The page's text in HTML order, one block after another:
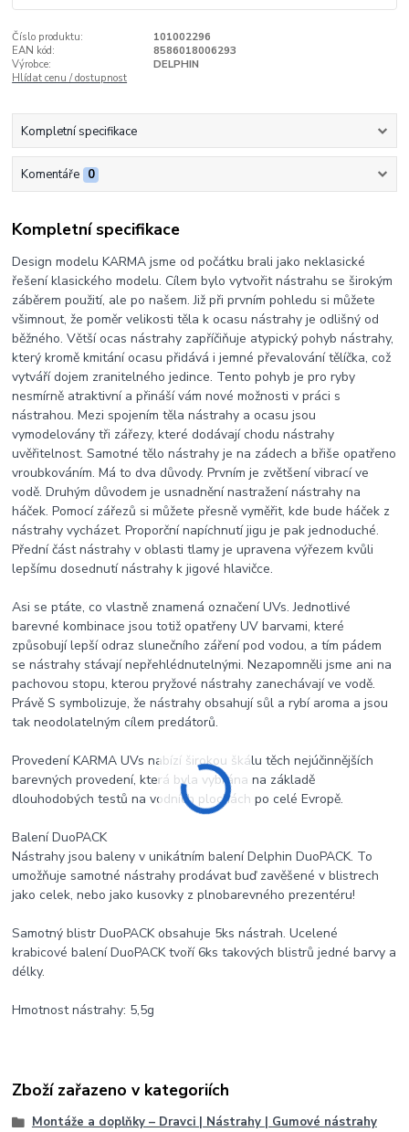
Číslo produktu:
101002296
EAN kód:
8586018006293
Výrobce:
DELPHIN
Hlídat cenu / dostupnost
Kompletní specifikace
Komentáře 0
Kompletní specifikace
Design modelu KARMA jsme od počátku brali jako neklasické
řešení klasického modelu. Cílem bylo vytvořit nástrahu se širokým
záběrem použití, ale po našem. Již při prvním pohledu si můžete
všimnout, že poměr velikosti těla k ocasu nástrahy je odlišný od
běžného. Větší ocas nástrahy zapříčiňuje atypický pohyb nástrahy,
který kromě kmitání ocasu přidává i jemné převalování tělíčka, což
vytváří dojem zranitelného jedince. Tento pohyb je pro ryby
nesmírně atraktivní a přináší vám nové možnosti v práci s
nástrahou. Mezi spojením těla nástrahy a ocasu jsou
vymodelovány tři zářezy, které dodávají chodu nástrahy
uvěřitelnost. Samotné tělo nástrahy je na zádech a břiše opatřeno
vroubkováním. Má to dva důvody. Prvním je zvětšení vibrací ve
vodě. Druhým důvodem je usnadnění nastražení nástrahy na
háček. Pomocí zářezů si můžete přesně vyměřit, kde bude háček z
nástrahy vycházet. Proporční napíchnutí jigu je pak jednoduché.
Přední část nástrahy v oblasti tlamy je upravena výřezem kvůli
lepšímu dosednutí nástrahy k jigové hlavičce.
Asi se ptáte, co vlastně znamená označení UVs. Jednotlivé
barevné kombinace jsou totiž opatřeny UV barvami, které
způsobují lepší odraz slunečního záření pod vodou, a tím pádem
se nástrahy stávají nepřehlédnutelnými. Nezapomněli jsme ani na
pachovou stopu, kterou pryžové nástrahy zanechávají ve vodě.
Právě S symbolizuje, že nástrahy obsahují sůl a rybí aroma a jsou
tak neodolatelným cílem predátorů.
Provedení KARMA UVs nabízí širokou škálu těch nejúčinnějších
barevných provedení, která byla vybrána na základě
dlouhodobých testů na vodních plochách po celé Evropě.
Balení DuoPACK
Nástrahy jsou baleny v unikátním balení Delphin DuoPACK. To
umožňuje samotné nástrahy prodávat buď zavěšené v blistrech
jako celek, nebo jako kusovky z plnobarevného prezentéru!
Samotný blistr DuoPACK obsahuje 5ks nástrah. Ucelené
krabicové balení DuoPACK tvoří 6ks takových blistrů jedné barvy a
délky.
Hmotnost nástrahy: 5,5g
Zboží zařazeno v kategoriích
Montáže a doplňky – Dravci | Nástrahy | Gumové nástrahy